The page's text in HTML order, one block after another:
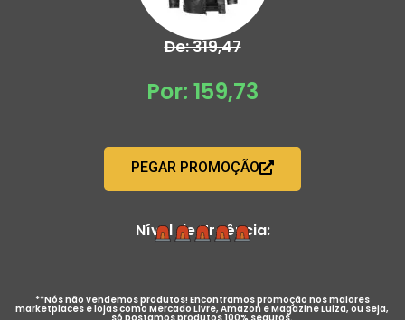
De: 319,47
Por: 159,73
PEGAR PROMOÇÃO
Nível de Urgência:
**Nós não vendemos produtos! Encontramos promoção nos maiores
marketplaces e lojas como Mercado Livre, Amazon e Magazine Luiza, ou seja,